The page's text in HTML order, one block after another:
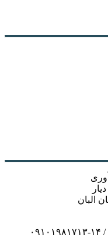
البان